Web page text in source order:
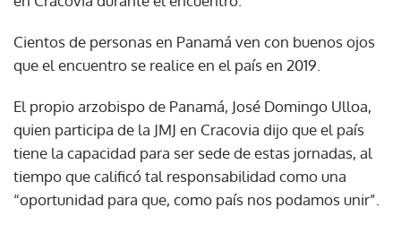
Cientos de personas en Panamá ven con buenos ojos
que el encuentro se realice en el país en 2019.
El propio arzobispo de Panamá, José Domingo Ulloa,
quien participa de la JMJ en Cracovia dijo que el país
tiene la capacidad para ser sede de estas jornadas, al
tiempo que calificó tal responsabilidad como una
“oportunidad para que, como país nos podamos unir”.